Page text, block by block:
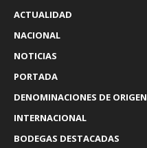
ACTUALIDAD
NACIONAL
NOTICIAS
PORTADA
DENOMINACIONES DE ORIGEN
INTERNACIONAL
BODEGAS DESTACADAS